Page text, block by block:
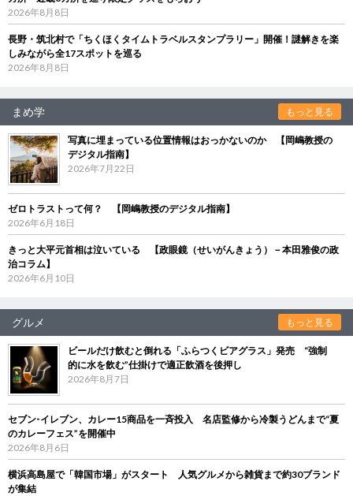
2026年8月8日
長野・筑北村で「ちくほくタイムトラベルスタンプラリー」開催！謎解きを楽
しみながら全17スポットを巡る
2026年8月8日
まめ学 もっと見る
写真に埋まっている位置情報はおっかないのか 【岡嶋教授の
デジタル指南】
2026年7月22日
ゼロトラストって何？ 【岡嶋教授のデジタル指南】
2026年6月18日
きっと大平元首相は泣いている 【政眼鏡（せいがんきょう）－本田雅俊の政
治コラム】
2026年6月10日
グルメ もっと見る
ビールだけ飲むと倒れる「ふらつくビアグラス」発売 “強制
的に水を飲む”仕掛けで適正飲酒を後押し
2026年8月7日
セブン‐イレブン、カレー15商品を一斉投入 名店監修から冷製うどんまで“夏
のカレーフェス”を開催中
2026年8月6日
横浜高島屋で「韓国市場」がスタート 人気グルメから雑貨まで約30ブランド
が集結